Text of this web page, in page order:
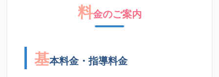
料金のご案内
基本料金・指導料金